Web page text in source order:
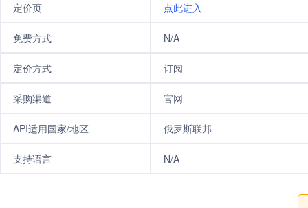
定价页 点此进入
免费方式 N/A
定价方式 订阅
采购渠道 官网
API适用国家/地区 俄罗斯联邦
支持语言 N/A